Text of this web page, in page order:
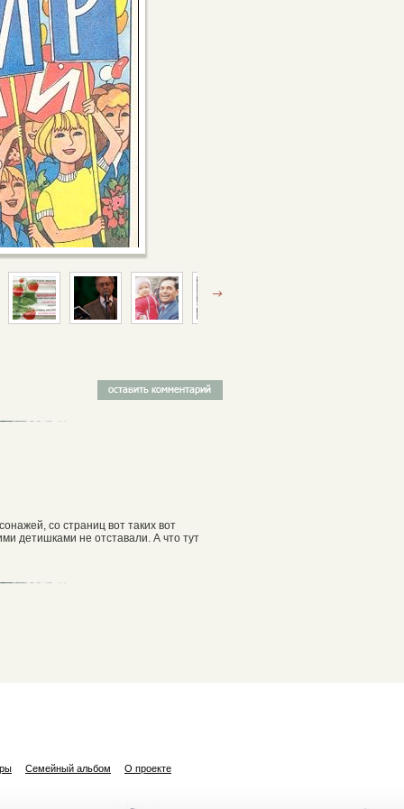
со страниц вот таких вот
детишками не отставали. А что тут
Семейный альбом О проекте